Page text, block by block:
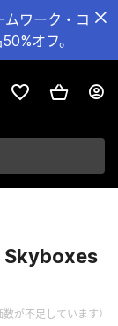
ワーク・コ
オフ。
Skyboxes
数が不足しています）